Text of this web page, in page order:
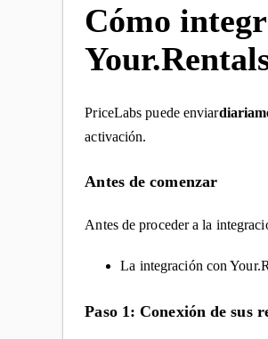
Cómo
PriceLabs puede enviar
activación.
Antes de comenzar
Antes de proceder a la
La integración con
Paso 1: Conexión de sus